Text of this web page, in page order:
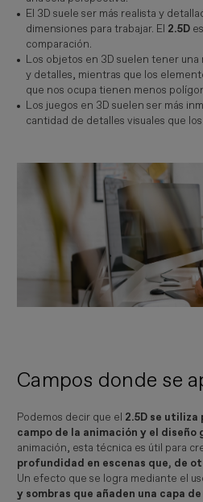
El 3D suele ser más realista y
dimensiones para trabajar. El 2.5D
comparación.
Los objetos en 3D suelen tener
y detalles, mientras que los
que nos ocupa tienen menos
Los juegos en 3D suelen ser más
cantidad de detalles visuales que
Campos donde se
Podemos decir que el 2.5D se
campo de la animación y el diseño
animación, esta técnica es útil para
profundidad en escenas que, de
Un efecto que se logra mediante el
y sombras que añaden una capa